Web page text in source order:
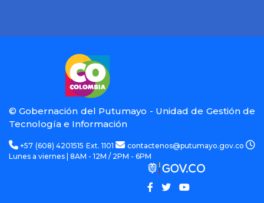
© Gobernación del Putumayo - Unidad de Gestión de
Tecnología e Información
+57 (608) 4201515 Ext. 1101
contactenos@putumayo.gov.co
Lunes a viernes | 8AM - 12M / 2PM - 6PM